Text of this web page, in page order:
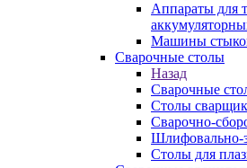
Аппараты для
Машины
Сварочные столы
Назад
Сварочные
Столы
Сварочно-
Шлифовально-
Столы для